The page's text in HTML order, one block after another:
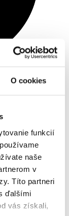
O cookies
funkcií
naše
v
Títo partneri
ďalšími
vás získali,